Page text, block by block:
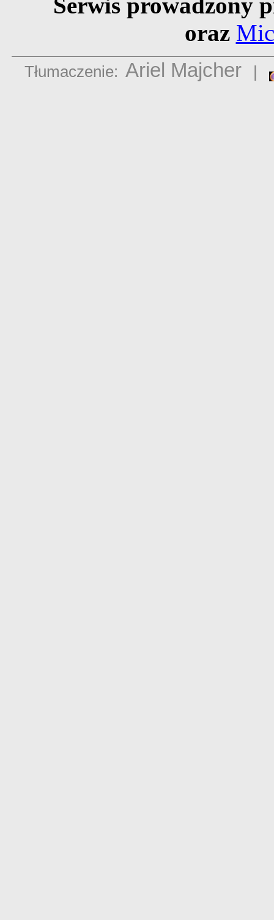
Serwis prowadzony
oraz
Tłumaczenie: Ariel Majcher |